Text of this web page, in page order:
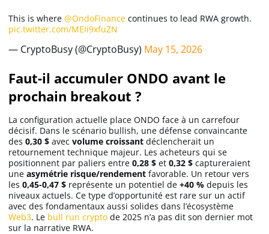
This is where @OndoFinance continues to lead RWA growth.
pic.twitter.com/MEIi9xfuZN
— CryptoBusy (@CryptoBusy) May 15, 2026
Faut-il accumuler ONDO avant le
prochain breakout ?
La configuration actuelle place ONDO face à un carrefour
décisif. Dans le scénario bullish, une défense convaincante
des 0,30 $ avec volume croissant déclencherait un
retournement technique majeur. Les acheteurs qui se
positionnent par paliers entre 0,28 $ et 0,32 $ captureraient
une asymétrie risque/rendement favorable. Un retour vers
les 0,45-0,47 $ représente un potentiel de +40 % depuis les
niveaux actuels. Ce type d’opportunité est rare sur un actif
avec des fondamentaux aussi solides dans l’écosystème
Web3. Le bull run crypto de 2025 n’a pas dit son dernier mot
sur la narrative RWA.